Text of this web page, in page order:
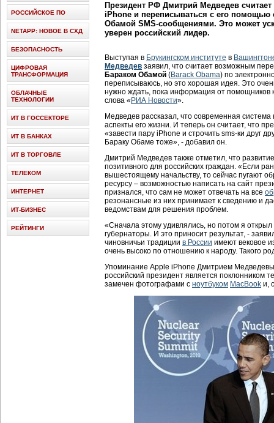
Президент РФ Дмитрий Медведев
iPhone и переписываться с его
Обамой SMS-сообщениями. Это может
уверен российский лидер.
Выступая в Брукингском институте в
Медведев заявил, что считает возможным
Бараком Обамой (Barack Obama) по
переписываюсь, но это хорошая идея. Это
нужно ждать, пока информация от помощников
слова « РИА Новости».
Медведев рассказал, что современная
аспекты его жизни. И теперь он считает, что
«завести пару iPhone и строчить sms-ки друг
Бараку Обаме тоже», - добавил он.
Дмитрий Медведев также отметил, что
позитивного для российских граждан. «Если
вышестоящему начальству, то сейчас пугают
ресурсу – возможностью написать на сайт
признался, что сам не может отвечать на все
резонансные из них принимает к сведению и
ведомствам для решения проблем.
«Сначала этому удивлялись, но потом я открыл
губернаторы. И это приносит результат, -
чиновничьи традиции в России имеют вековое
очень высоко по отношению к народу. Такого
Упоминание Apple iPhone Дмитрием
российский президент является поклонником
замечен фотографами с ноутбуком MacBook и,
РОССИЙСКОЕ ПО
NETAPP: НОВОЕ В СХД
БЕЗОПАСНОСТЬ
ЦИФРОВАЯ
ТРАНСФОРМАЦИЯ
ОБЛАЧНЫЕ
ТЕХНОЛОГИИ
ИТ В ГОССЕКТОРЕ
ИТ В БАНКАХ
ИТ В ТОРГОВЛЕ
ТЕЛЕКОМ
ИНТЕРНЕТ
ИТ-БИЗНЕС
РЕЙТИНГИ